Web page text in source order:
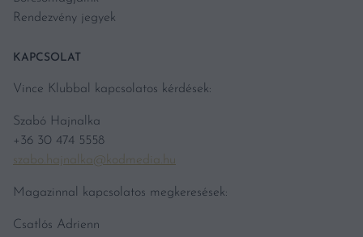
Rendezvény jegyek
KAPCSOLAT
Vince Klubbal kapcsolatos kérdések:
Szabó Hajnalka
+36 30 474 5558
szabo.hajnalka@kodmedia.hu
Magazinnal kapcsolatos megkeresések:
Csatlós Adrienn